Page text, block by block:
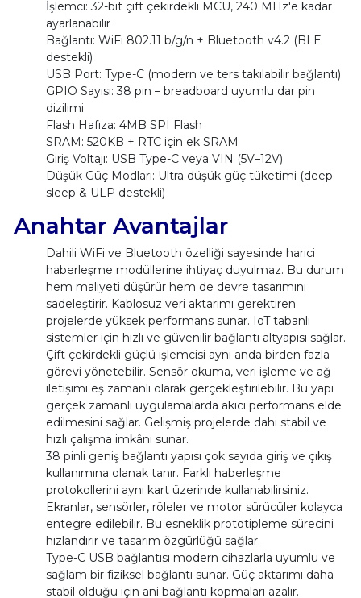
İşlemci: 32-bit çift çekirdekli MCU, 240 MHz'e kadar
ayarlanabilir
Bağlantı: WiFi 802.11 b/g/n + Bluetooth v4.2 (BLE
destekli)
USB Port: Type-C (modern ve ters takılabilir bağlantı)
GPIO Sayısı: 38 pin – breadboard uyumlu dar pin
dizilimi
Flash Hafıza: 4MB SPI Flash
SRAM: 520KB + RTC için ek SRAM
Giriş Voltajı: USB Type-C veya VIN (5V–12V)
Düşük Güç Modları: Ultra düşük güç tüketimi (deep
sleep & ULP destekli)
Anahtar Avantajlar
Dahili WiFi ve Bluetooth özelliği sayesinde harici
haberleşme modüllerine ihtiyaç duyulmaz. Bu durum
hem maliyeti düşürür hem de devre tasarımını
sadeleştirir. Kablosuz veri aktarımı gerektiren
projelerde yüksek performans sunar. IoT tabanlı
sistemler için hızlı ve güvenilir bağlantı altyapısı sağlar.
Çift çekirdekli güçlü işlemcisi aynı anda birden fazla
görevi yönetebilir. Sensör okuma, veri işleme ve ağ
iletişimi eş zamanlı olarak gerçekleştirilebilir. Bu yapı
gerçek zamanlı uygulamalarda akıcı performans elde
edilmesini sağlar. Gelişmiş projelerde dahi stabil ve
hızlı çalışma imkânı sunar.
38 pinli geniş bağlantı yapısı çok sayıda giriş ve çıkış
kullanımına olanak tanır. Farklı haberleşme
protokollerini aynı kart üzerinde kullanabilirsiniz.
Ekranlar, sensörler, röleler ve motor sürücüler kolayca
entegre edilebilir. Bu esneklik prototipleme sürecini
hızlandırır ve tasarım özgürlüğü sağlar.
Type-C USB bağlantısı modern cihazlarla uyumlu ve
sağlam bir fiziksel bağlantı sunar. Güç aktarımı daha
stabil olduğu için ani bağlantı kopmaları azalır.